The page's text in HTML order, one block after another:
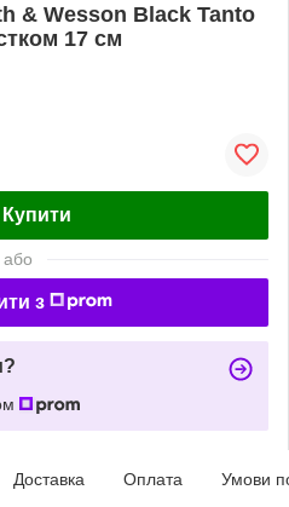
& Wesson Black Tanto
17 см
Купити
або
з
Доставка Оплата Умови